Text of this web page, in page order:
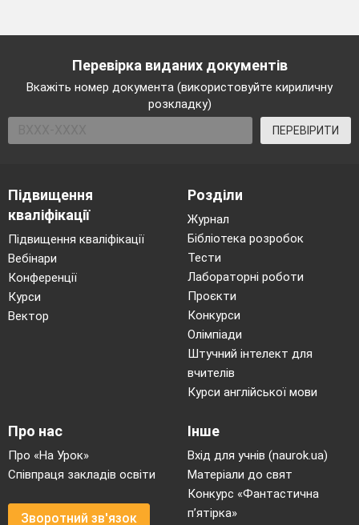
Перевірка виданих документів
Вкажіть номер документа (використовуйте кириличну
розкладку)
ПЕРЕВІРИТИ
Підвищення
кваліфікації
Підвищення кваліфікації
Вебінари
Конференції
Курси
Вектор
Розділи
Журнал
Бібліотека розробок
Тести
Лабораторні роботи
Проєкти
Конкурси
Олімпіади
Штучний інтелект для
вчителів
Курси англійської мови
Про нас
Про «На Урок»
Співпраця закладів освіти
Зворотний зв'язок
Інше
Вхід для учнів (naurok.ua)
Матеріали до свят
Конкурс «Фантастична
п’ятірка»